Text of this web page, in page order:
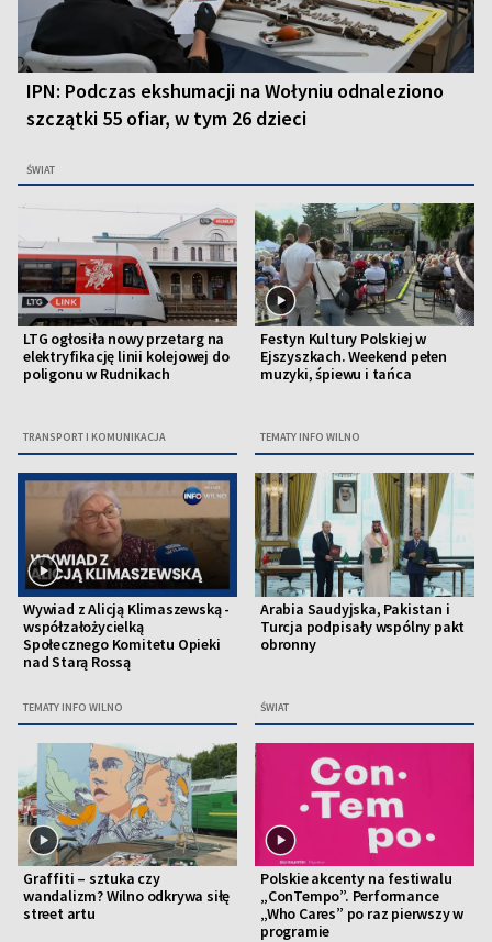
IPN: Podczas ekshumacji na Wołyniu odnaleziono
szczątki 55 ofiar, w tym 26 dzieci
ŚWIAT
LTG ogłosiła nowy przetarg na
elektryfikację linii kolejowej do
poligonu w Rudnikach
TRANSPORT I KOMUNIKACJA
Festyn Kultury Polskiej w
Ejszyszkach. Weekend pełen
muzyki, śpiewu i tańca
TEMATY INFO WILNO
Wywiad z Alicją Klimaszewską -
współzałożycielką
Społecznego Komitetu Opieki
nad Starą Rossą
TEMATY INFO WILNO
Arabia Saudyjska, Pakistan i
Turcja podpisały wspólny pakt
obronny
ŚWIAT
Graffiti – sztuka czy
wandalizm? Wilno odkrywa siłę
street artu
Polskie akcenty na festiwalu
„ConTempo”. Performance
„Who Cares” po raz pierwszy w
programie